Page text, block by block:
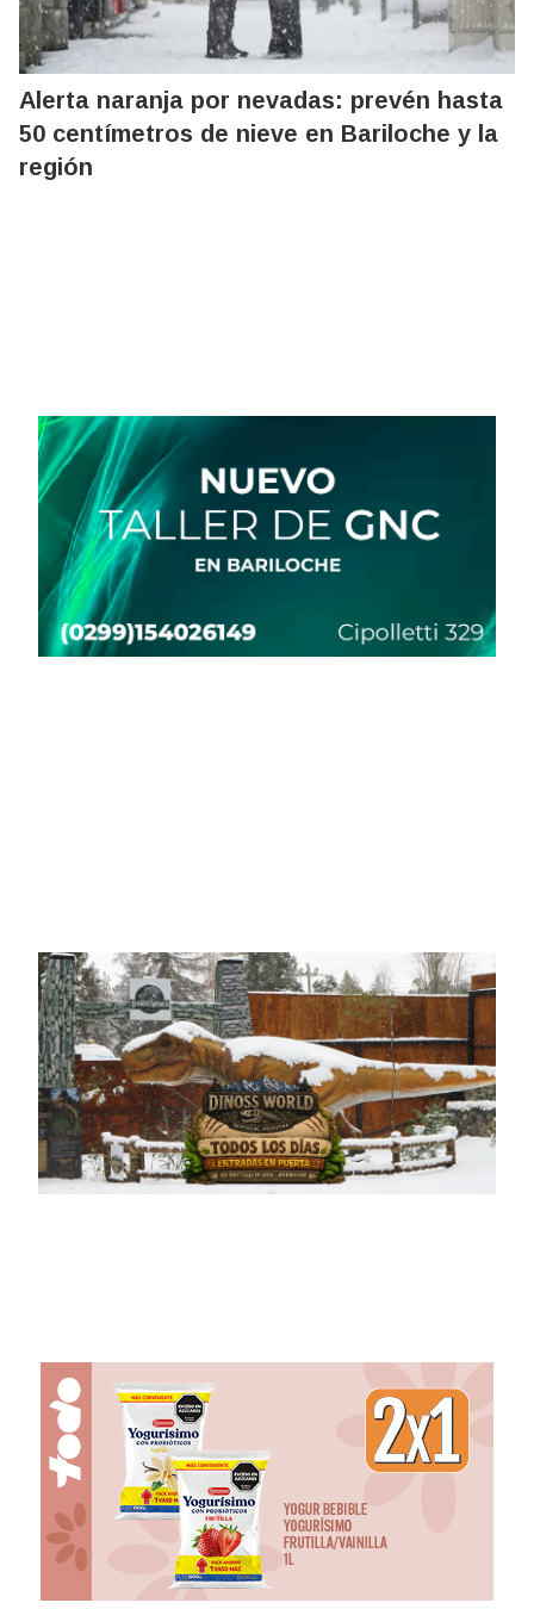
Alerta naranja por nevadas: prevén hasta
50 centímetros de nieve en Bariloche y la
región